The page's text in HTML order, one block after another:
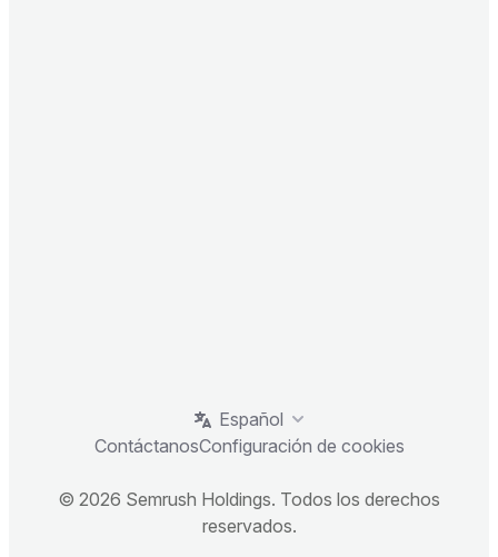
Español
ContáctanosConfiguración de cookies
© 2026 Semrush Holdings. Todos los derechos
reservados.